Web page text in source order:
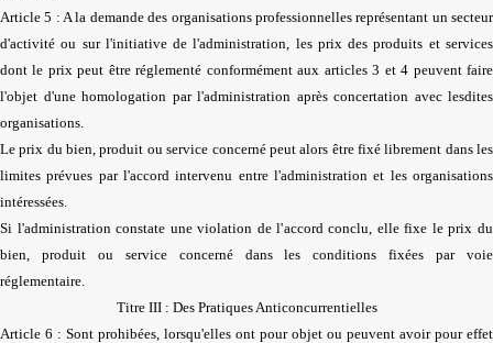
Article 5 : A la demande des organisations professionnelles représentant un secteur
d'activité ou sur l'initiative de l'administration, les prix des produits et services
dont le prix peut être réglementé conformément aux articles 3 et 4 peuvent faire
l'objet d'une homologation par l'administration après concertation avec lesdites
organisations.
Le prix du bien, produit ou service concerné peut alors être fixé librement dans les
limites prévues par l'accord intervenu entre l'administration et les organisations
intéressées.
Si l'administration constate une violation de l'accord conclu, elle fixe le prix du
bien, produit ou service concerné dans les conditions fixées par voie
réglementaire.
Titre III : Des Pratiques Anticoncurrentielles
Article 6 : Sont prohibées, lorsqu'elles ont pour objet ou peuvent avoir pour effet